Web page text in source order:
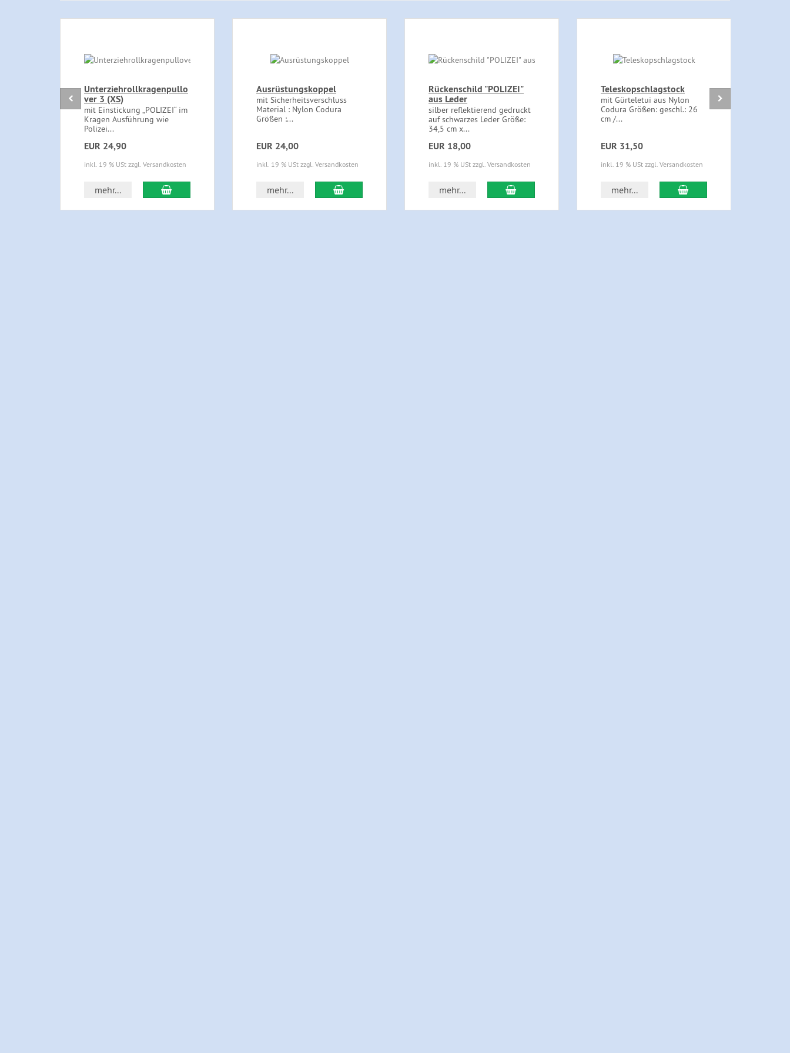
Unterziehrollkragenpullo
ver 3 (XS)
mit Einstickung „POLIZEI“ im
Kragen Ausführung wie
Polizei...
EUR 24,90
inkl. 19 % USt zzgl. Versandkosten
mehr... In den Warenkorb
Ausrüstungskoppel
mit Sicherheitsverschluss
Material : Nylon Codura
Größen :...
EUR 24,00
inkl. 19 % USt zzgl. Versandkosten
mehr... In den Warenkorb
Rückenschild "POLIZEI"
aus Leder
silber reflektierend gedruckt
auf schwarzes Leder Größe:
34,5 cm x...
EUR 18,00
inkl. 19 % USt zzgl. Versandkosten
mehr... In den Warenkorb
Teleskopschlagstock
mit Gürteletui aus Nylon
Codura Größen: geschl.: 26
cm /...
EUR 31,50
inkl. 19 % USt zzgl. Versandkosten
mehr... In den Warenkorb